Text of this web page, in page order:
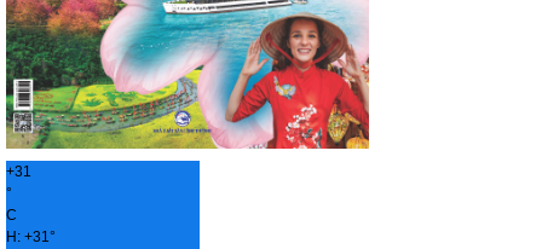
+31
°
C
H: +31°